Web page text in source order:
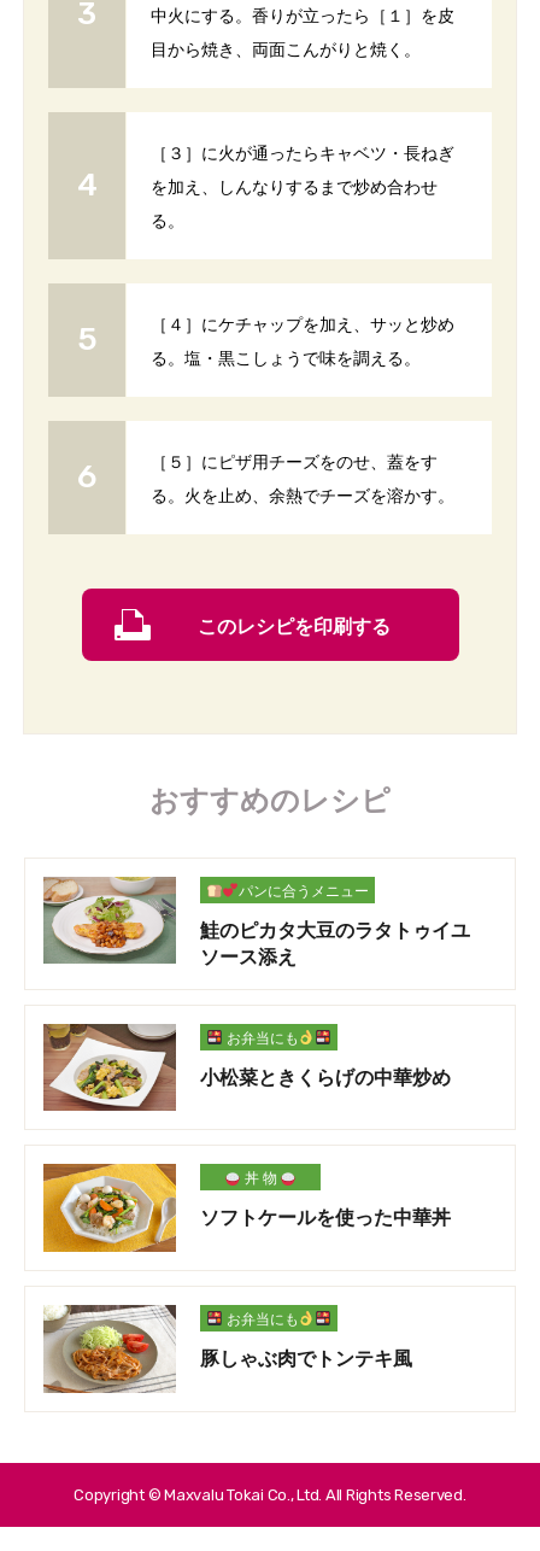
中火にする。香りが立ったら［１］を皮
目から焼き、両面こんがりと焼く。
［３］に火が通ったらキャベツ・長ねぎ
を加え、しんなりするまで炒め合わせ
る。
［４］にケチャップを加え、サッと炒め
る。塩・黒こしょうで味を調える。
［５］にピザ用チーズをのせ、蓋をす
る。火を止め、余熱でチーズを溶かす。
このレシピを印刷する
おすすめのレシピ
パンに合うメニュー
鮭のピカタ大豆のラタトゥイユ
ソース添え
お弁当にも
小松菜ときくらげの中華炒め
丼 物
ソフトケールを使った中華丼
お弁当にも
豚しゃぶ肉でトンテキ風
Copyright © Maxvalu Tokai Co., Ltd. All Rights Reserved.